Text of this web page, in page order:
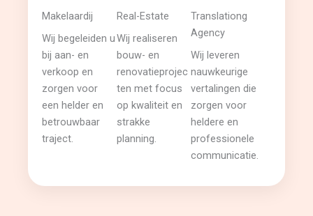
Makelaardij
Wij begeleiden u
bij aan- en
verkoop en
zorgen voor
een helder en
betrouwbaar
traject.
Real-Estate
Wij realiseren
bouw- en
renovatieprojec
ten met focus
op kwaliteit en
strakke
planning.
Translationg
Agency
Wij leveren
nauwkeurige
vertalingen die
zorgen voor
heldere en
professionele
communicatie.